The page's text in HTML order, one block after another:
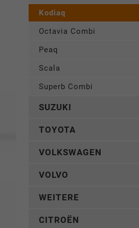
Kodiaq
Octavia Combi
Peaq
Scala
Superb Combi
SUZUKI
TOYOTA
VOLKSWAGEN
VOLVO
WEITERE
CITROËN